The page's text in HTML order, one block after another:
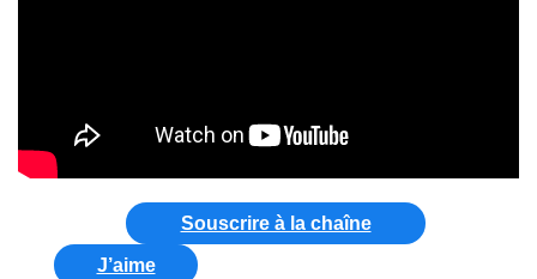
Souscrire à la chaîne
J’aime